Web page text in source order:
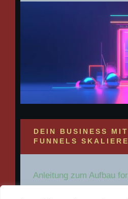
DEIN BUSINESS MIT
FUNNELS
Anleitung zum Aufbau